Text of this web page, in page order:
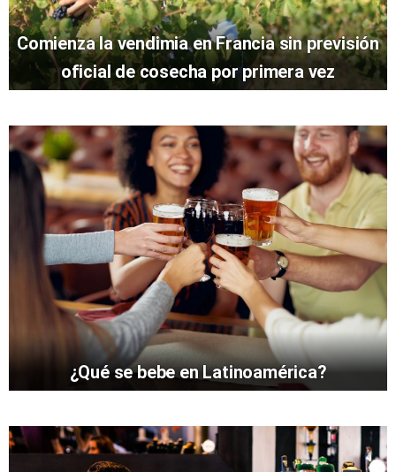
Comienza la vendimia en Francia sin previsión
oficial de cosecha por primera vez
¿Qué se bebe en Latinoamérica?